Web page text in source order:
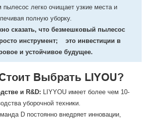
пылесос легко очищает узкие места и
полную уборку.
сказать, что безмешковый пылесос
инструмент; это инвестиции в
и устойчивое будущее.
Выбрать LIYOU?
и R&D:
LIYYOU имеет более чем 10-
уборочной техники.
D постоянно внедряет инновации,